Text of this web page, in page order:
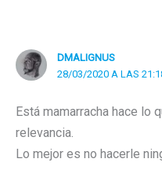
DMALIGNUS
28/03/2020 A LAS
Está mamarracha hace lo
relevancia.
Lo mejor es no hacerle